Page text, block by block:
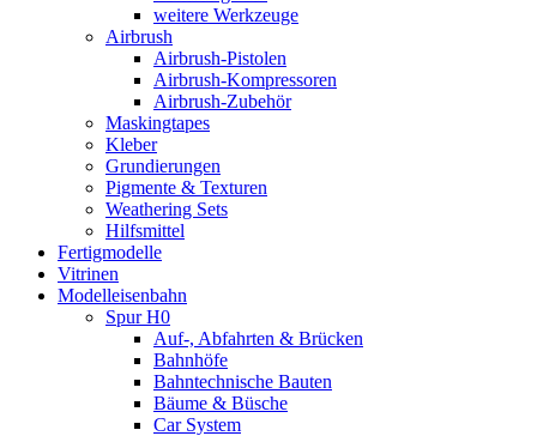
weitere Werkzeuge
Airbrush
Airbrush-Pistolen
Airbrush-Kompressoren
Airbrush-Zubehör
Maskingtapes
Kleber
Grundierungen
Pigmente & Texturen
Weathering Sets
Hilfsmittel
Fertigmodelle
Vitrinen
Modelleisenbahn
Spur H0
Auf-, Abfahrten & Brücken
Bahnhöfe
Bahntechnische Bauten
Bäume & Büsche
Car System